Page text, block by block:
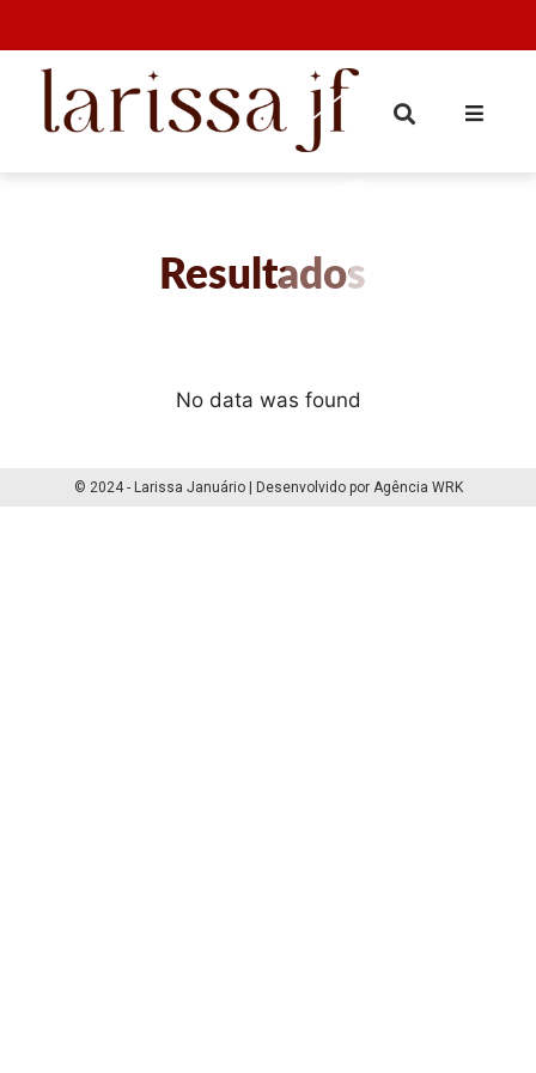
Resultados
No data was found
© 2024 - Larissa Januário | Desenvolvido por Agência WRK